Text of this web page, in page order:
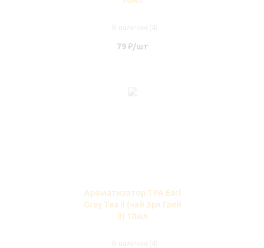
79₽/шт
Ароматизатор TPA Earl
Grey Tea II (чай Эрл Грей
II) 10мл